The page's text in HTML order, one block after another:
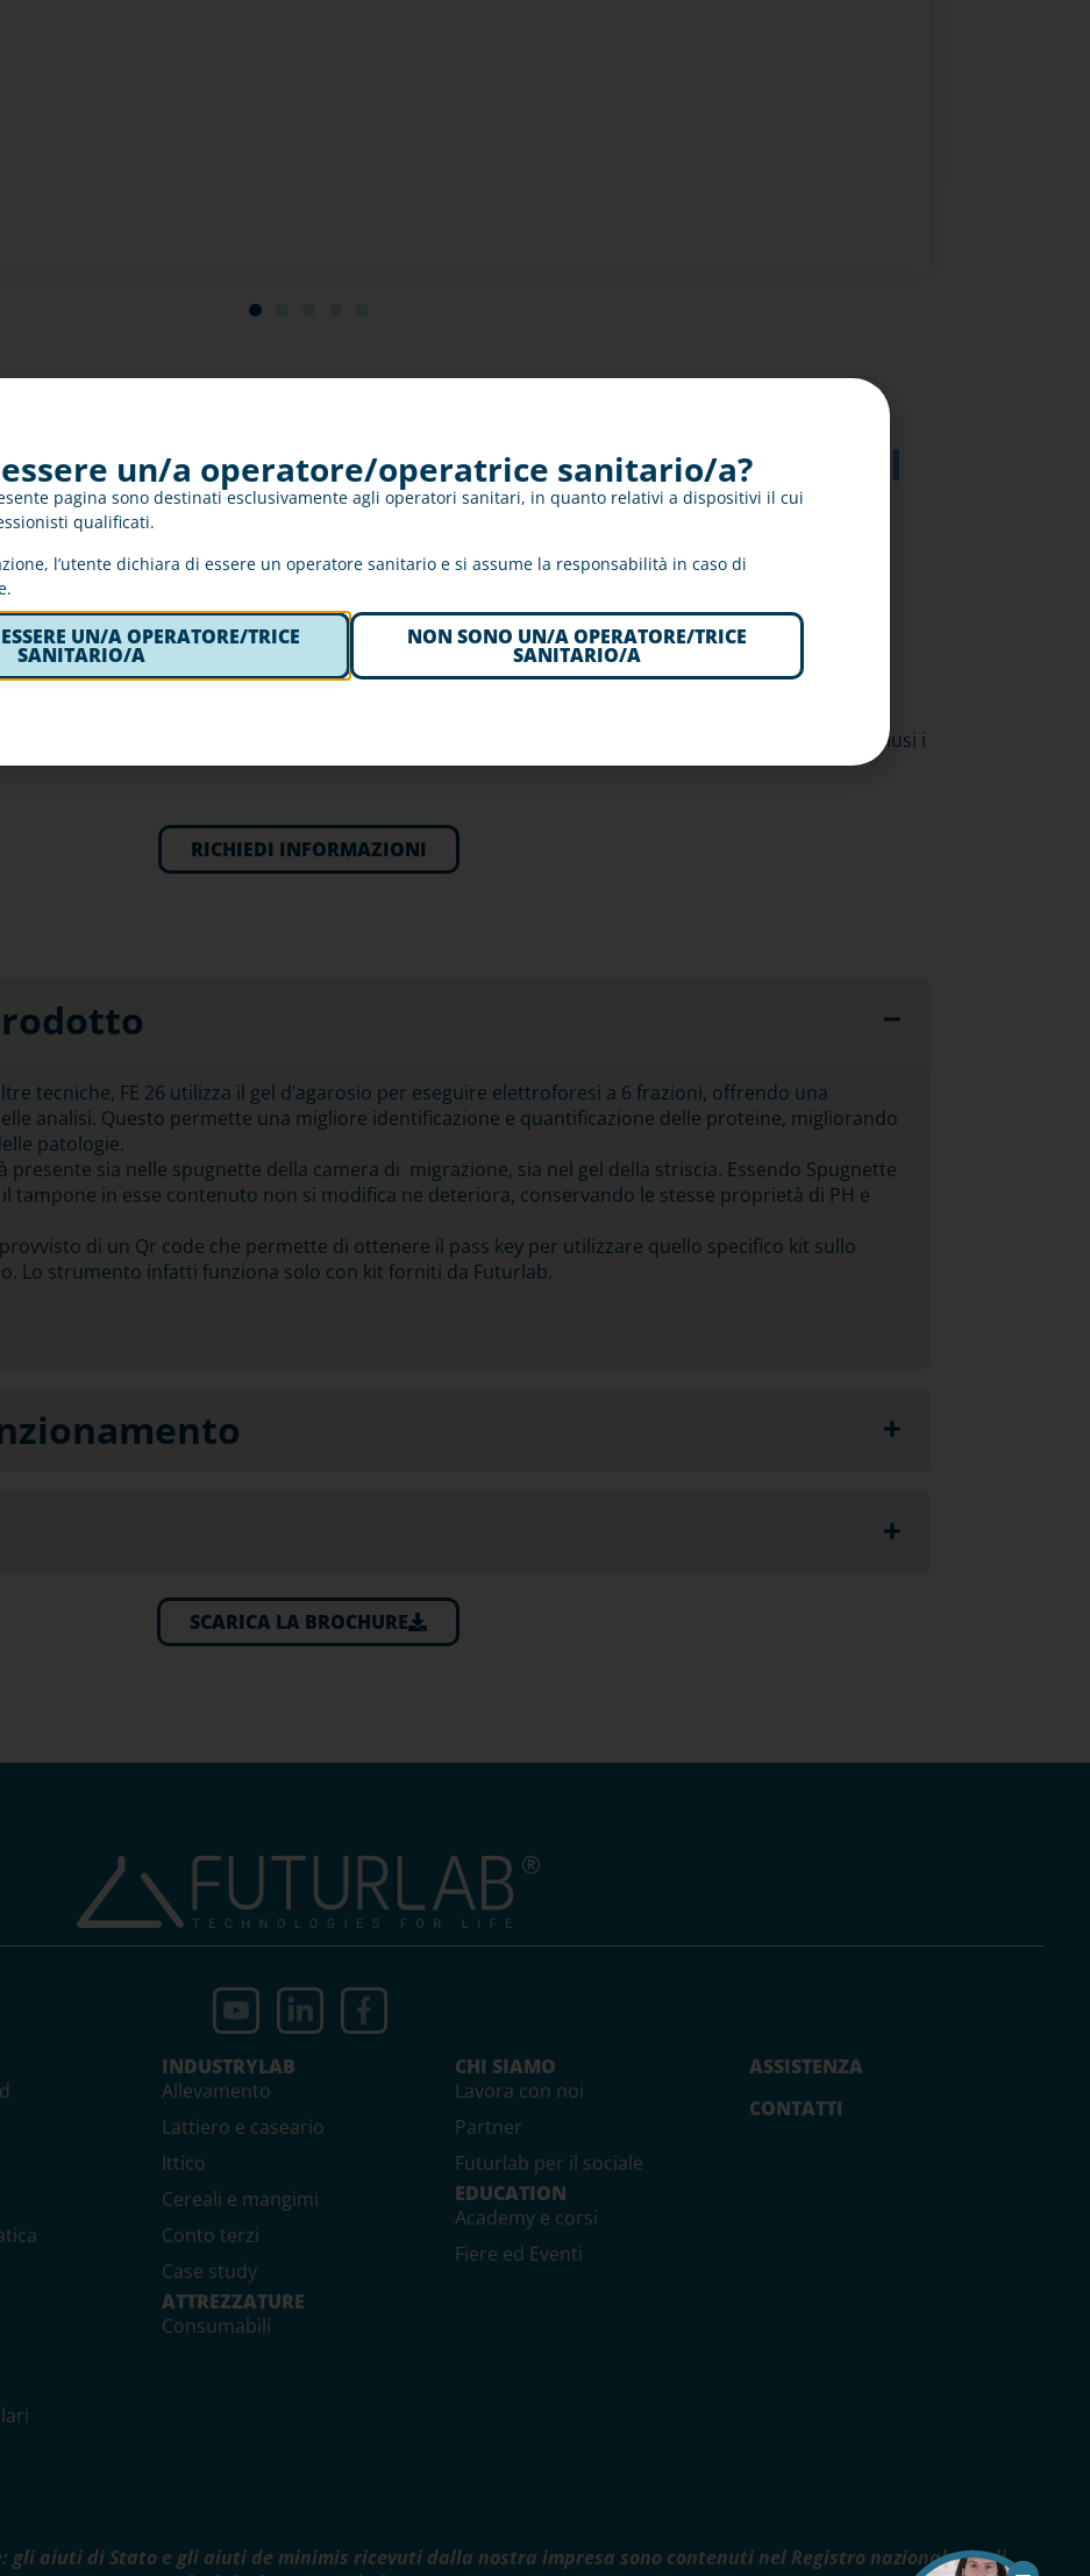
e automatico per elettroforesi in Gel
di elettroforesi in Gel d’Agarosioautomatizzato, tutte le fasi dal prelievo del campione fino alla
rendendo
dell’applicatore dei sieri garantisce la massima igiene e riduce i tempi di inattività.
sta nel fatto che lalettura della strisciapuò avveniresenza perdita di ripetibilità e
per ciclo. Ogni kit FE 26 contiene tutto il necessario per l’esecuzione dei test, inclusi i
RICHIEDI INFORMAZIONI
tecniche, FE 26 utilizza il gel d’agarosio per eseguire elettroforesi a 6 frazioni, offrendo una
analisi. Questo permette una migliore identificazione e quantificazione delle proteine, migliorando
patologie.
presente sia nelle spugnette della camera di migrazione, sia nel gel della striscia. Essendo Spugnette
tampone in esse contenuto non si modifica ne deteriora, conservando le stesse proprietà di PH e
di un Qr code che permette di ottenere il pass key per utilizzare quello specifico kit sullo
Lo strumento infatti funziona solo con kit forniti da Futurlab.
SCARICA LA BROCHURE
INDUSTRYLAB
Allevamento
Lattiero e caseario
Ittico
Cereali e mangimi
Conto terzi
Case study
ATTREZZATURE
Consumabili
CHI SIAMO
Lavora con noi
Partner
Futurlab per il sociale
EDUCATION
Academy e corsi
Fiere ed Eventi
ASSISTENZA
CONTATTI
aiuti di Stato e gli aiuti de minimis ricevuti dalla nostra impresa sono contenuti nel Registro nazionale degli
un/a operatore/operatrice sanitario/a?
pagina sono destinati esclusivamente agli operatori sanitari, in quanto relativi a dispositivi il cui
qualificati.
l’utente dichiara di essere un operatore sanitario e si assume la responsabilità in caso di
UN/A OPERATORE/TRICE
SANITARIO/A
NON SONO UN/A OPERATORE/TRICE
SANITARIO/A